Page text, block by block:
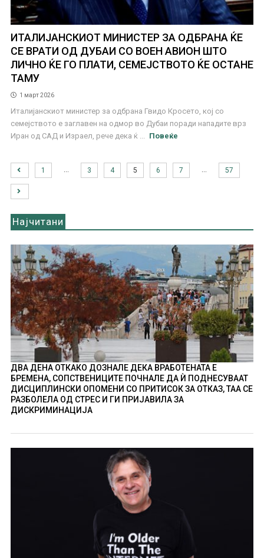
ИТАЛИЈАНСКИОТ МИНИСТЕР ЗА ОДБРАНА ЌЕ
СЕ ВРАТИ ОД ДУБАИ СО ВОЕН АВИОН ШТО
ЛИЧНО ЌЕ ГО ПЛАТИ, СЕМЕЈСТВОТО ЌЕ ОСТАНЕ
ТАМУ
1 март 2026
Италијанскиот министер за одбрана Гвидо Кросето, кој со
семејството е заглавен на одмор во Дубаи поради нападите врз
Иран од САД и Израел, рече дека ќ ...
Повеќе
1 3 4 5 6 7 57
Најчитани
ДВА ДЕНА ОТКАКО ДОЗНАЛЕ ДЕКА ВРАБОТЕНАТА Е
БРЕМЕНА, СОПСТВЕНИЦИТЕ ПОЧНАЛЕ ДА Ѝ ПОДНЕСУВААТ
ДИСЦИПЛИНСКИ ОПОМЕНИ СО ПРИТИСОК ЗА ОТКАЗ, ТАА СЕ
РАЗБОЛЕЛА ОД СТРЕС И ГИ ПРИЈАВИЛА ЗА
ДИСКРИМИНАЦИЈА